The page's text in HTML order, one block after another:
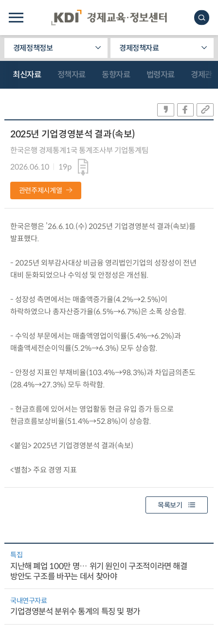
경제정책정보 경제정책자료
최신자료 정책자료 동향자료 법령자료 경제관
2025년 기업경영분석 결과(속보)
한국은행 경제통계1국 통계조사부 기업통계팀
2026.06.10
19p
관련주제시계열
한국은행은 ’26.6.10.(수) 2025년 기업경영분석 결과(속보)를
발표했다.
- 2025년 외부감사대상 비금융 영리법인기업의 성장성이 전년
대비 둔화되었으나 수익성 및 안정성은 개선됨.
- 성장성 측면에서는 매출액증가율(4.2%→2.5%)이
하락하였으나 총자산증가율(6.5%→6.7%)은 소폭 상승함.
- 수익성 부문에서는 매출액영업이익률(5.4%→6.2%)과
매출액세전순이익률(5.2%→6.3%) 모두 상승함.
- 안정성 지표인 부채비율(103.4%→98.3%)과 차입금의존도
(28.4%→27.3%) 모두 하락함.
- 현금흐름에 있어서는 영업활동 현금 유입 증가 등으로
현금흐름보상비율(51.4%→52.8%)이 상승함.
<붙임> 2025년 기업경영분석 결과(속보)
<별첨> 주요 경영 지표
목록보기
특집
지난해 폐업 100만 명… 위기 원인이 구조적이라면 해결
방안도 구조를 바꾸는 데서 찾아야
국내연구자료
기업경영분석 분위수 통계의 특징 및 평가